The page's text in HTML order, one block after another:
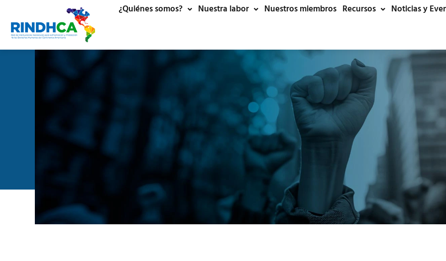
¿Quiénes somos? Nuestra labor Nuestros miembros Recursos Noticias y